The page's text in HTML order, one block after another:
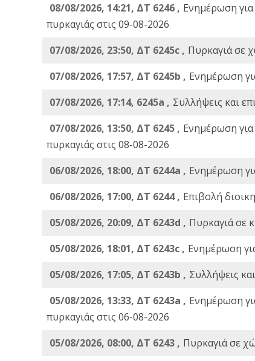
08/08/2026, 14:21, ΔΤ 6246 , Ενημέρωση
πυρκαγιάς στις 09-08-2026
07/08/2026, 23:50, ΔΤ 6245c , Πυρκαγιά σε
07/08/2026, 17:57, ΔΤ 6245b , Ενημέρωση
07/08/2026, 17:14, 6245a , Συλλήψεις και
07/08/2026, 13:50, ΔΤ 6245 , Ενημέρωση
πυρκαγιάς στις 08-08-2026
06/08/2026, 18:00, ΔΤ 6244a , Ενημέρωση
06/08/2026, 17:00, ΔΤ 6244 , Επιβολή
05/08/2026, 20:09, ΔΤ 6243d , Πυρκαγιά σε
05/08/2026, 18:01, ΔΤ 6243c , Ενημέρωση
05/08/2026, 17:05, ΔΤ 6243b , Συλλήψεις
05/08/2026, 13:33, ΔΤ 6243a , Ενημέρωση
πυρκαγιάς στις 06-08-2026
05/08/2026, 08:00, ΔΤ 6243 , Πυρκαγιά σε